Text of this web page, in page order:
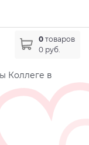
0 товаров
0 руб.
Коллеге в